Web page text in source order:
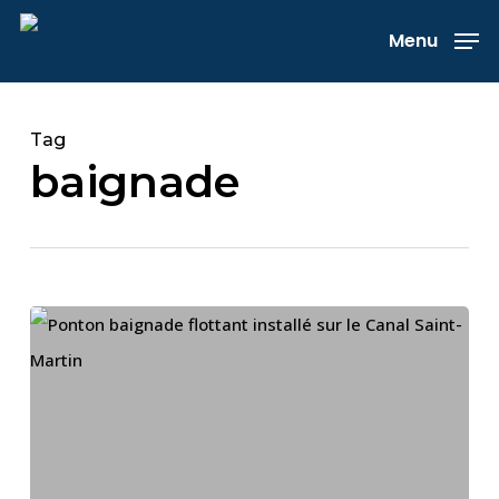
Skip
main
Menu
Tag
baignade
Ponton
baignade